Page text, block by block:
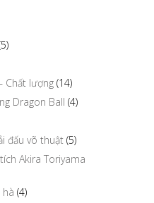
Chất lượng (14)
Dragon Ball (4)
đấu võ thuật (5)
Akira Toriyama
(4)